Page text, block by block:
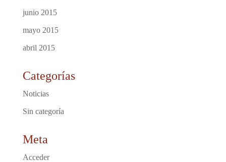
junio 2015
mayo 2015
abril 2015
Categorías
Noticias
Sin categoría
Meta
Acceder